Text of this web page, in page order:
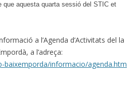
que aquesta quarta sessió del STIC et
a l’Agenda d’Activitats del la
a l’adreça:
baixemporda/informacio/agenda.htm